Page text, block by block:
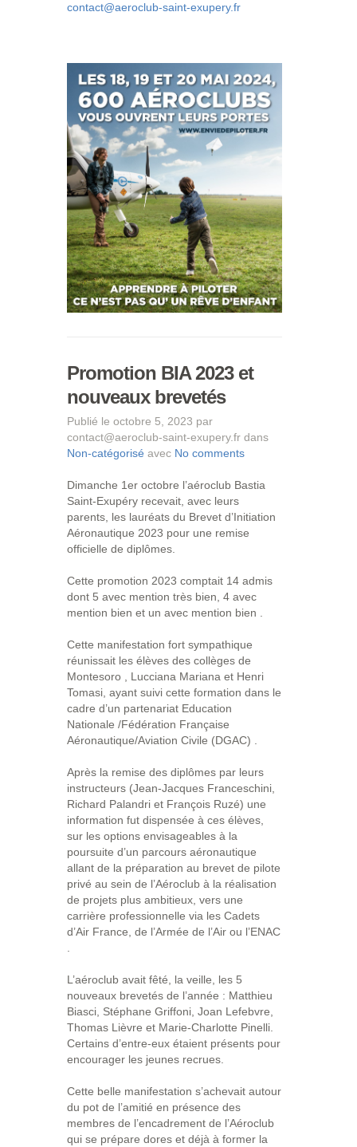
contact@aeroclub-saint-exupery.fr
Promotion BIA 2023 et
nouveaux brevetés
Publié le octobre 5, 2023 par
contact@aeroclub-saint-exupery.fr dans
Non-catégorisé avec No comments
Dimanche 1er octobre l’aéroclub Bastia
Saint-Exupéry recevait, avec leurs
parents, les lauréats du Brevet d’Initiation
Aéronautique 2023 pour une remise
officielle de diplômes.
Cette promotion 2023 comptait 14 admis
dont 5 avec mention très bien, 4 avec
mention bien et un avec mention bien .
Cette manifestation fort sympathique
réunissait les élèves des collèges de
Montesoro , Lucciana Mariana et Henri
Tomasi, ayant suivi cette formation dans le
cadre d’un partenariat Education
Nationale /Fédération Française
Aéronautique/Aviation Civile (DGAC) .
Après la remise des diplômes par leurs
instructeurs (Jean-Jacques Franceschini,
Richard Palandri et François Ruzé) une
information fut dispensée à ces élèves,
sur les options envisageables à la
poursuite d’un parcours aéronautique
allant de la préparation au brevet de pilote
privé au sein de l’Aéroclub à la réalisation
de projets plus ambitieux, vers une
carrière professionnelle via les Cadets
d’Air France, de l’Armée de l’Air ou l’ENAC
.
L’aéroclub avait fêté, la veille, les 5
nouveaux brevetés de l’année : Matthieu
Biasci, Stéphane Griffoni, Joan Lefebvre,
Thomas Lièvre et Marie-Charlotte Pinelli.
Certains d’entre-eux étaient présents pour
encourager les jeunes recrues.
Cette belle manifestation s’achevait autour
du pot de l’amitié en présence des
membres de l’encadrement de l’Aéroclub
qui se prépare dores et déjà à former la